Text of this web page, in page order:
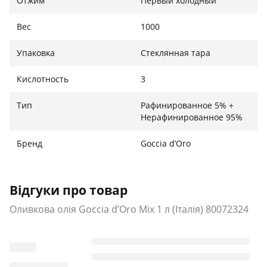
стабільних жирних кислот більше, ніж в інших
рослинних оліях, робить температуру
нормальної смаження їжі. При смаженн їжі на
олію також можна використовувати для заправки
Вес 1000
Упаковка Стеклянная тара
Кислотность 3
Тип
Рафинированное 5% +
Нерафинированное 95%
Бренд Goccia d’Oro
Відгуки про товар
Оливкова олія Goccia d’Oro Mix 1 л (Італія) 80072324